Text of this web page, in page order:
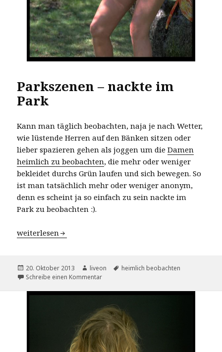
Parkszenen – nackte im
Park
Kann man täglich beobachten, naja je nach Wetter,
wie lüstende Herren auf den Bänken sitzen oder
lieber spazieren gehen als joggen um dieDamen
heimlich zu beobachten, die mehr oder weniger
bekleidet durchs Grün laufen und sich bewegen. So
ist man tatsächlich mehr oder weniger anonym,
denn es scheint ja so einfach zu sein nackte im
Park zu beobachten :).
Parkszenen – nackte im Park
weiterlesen
Veröffentlicht
am
20. Oktober 2013 Autor
liveon Schlagwörter
heimlich beobachten
Schreibe einen Kommentarzu Parkszenen – nackte im Park